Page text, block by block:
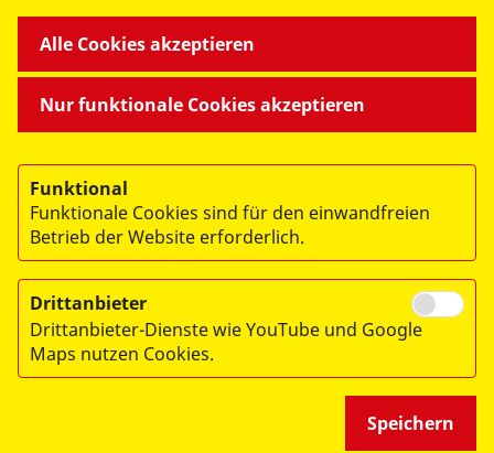
Datenschutzbeauftragte
V.
Am Brauhaus 10, 01099 Dresden, Telefon: 0351
42696-27
E-Mail: datenschutz @asb-sachsen.de
Beauftragter für Medizinproduktesicherheit gem.
geschaeftsstelle@asb-gr.de
Nur funktionale Cookies akzeptieren
Alle Cookies akzeptieren
Funktional
Funktionale Cookies sind für den einwandfreien
Betrieb der Website erforderlich.
Drittanbieter
Drittanbieter-Dienste wie YouTube und Google
Maps nutzen Cookies.
Speichern